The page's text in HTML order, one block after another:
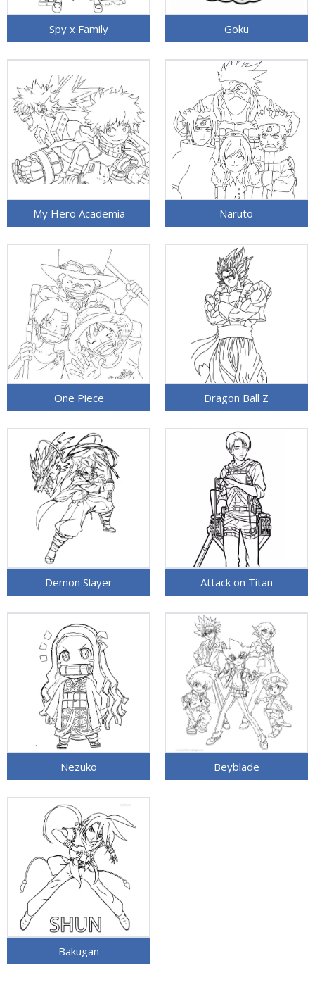
Spy x Family Goku
My Hero Academia Naruto
One Piece Dragon Ball Z
Demon Slayer Attack on Titan
Nezuko Beyblade
Bakugan